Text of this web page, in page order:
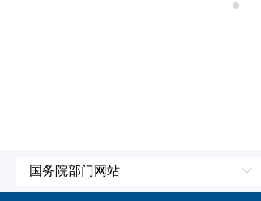
国务院部门网站